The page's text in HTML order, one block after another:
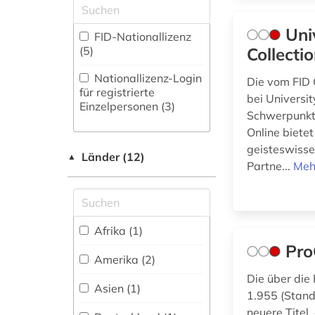
Medizin (1)
Militärwissenschaft
(0)
Musikwissenschaft
(0)
Natur- und
Umweltschutz (0)
Pädagogik (0)
Philosophie (0)
Physik (1)
judenvernichtung (1)
kambodscha (1)
kulturgeschichte (1)
low countries
medizin (1)
national archives
(großbritannien) (1)
nationalsozialismus
(2)
FID-Nationallizenz
(5)
Nationallizenz-Login
für registrierte
Einzelpersonen (3)
▲ Länder (12)
Afrika (1)
Amerika (2)
Asien (1)
Die vom
bei
Online
Partne...
Die über die
1.955